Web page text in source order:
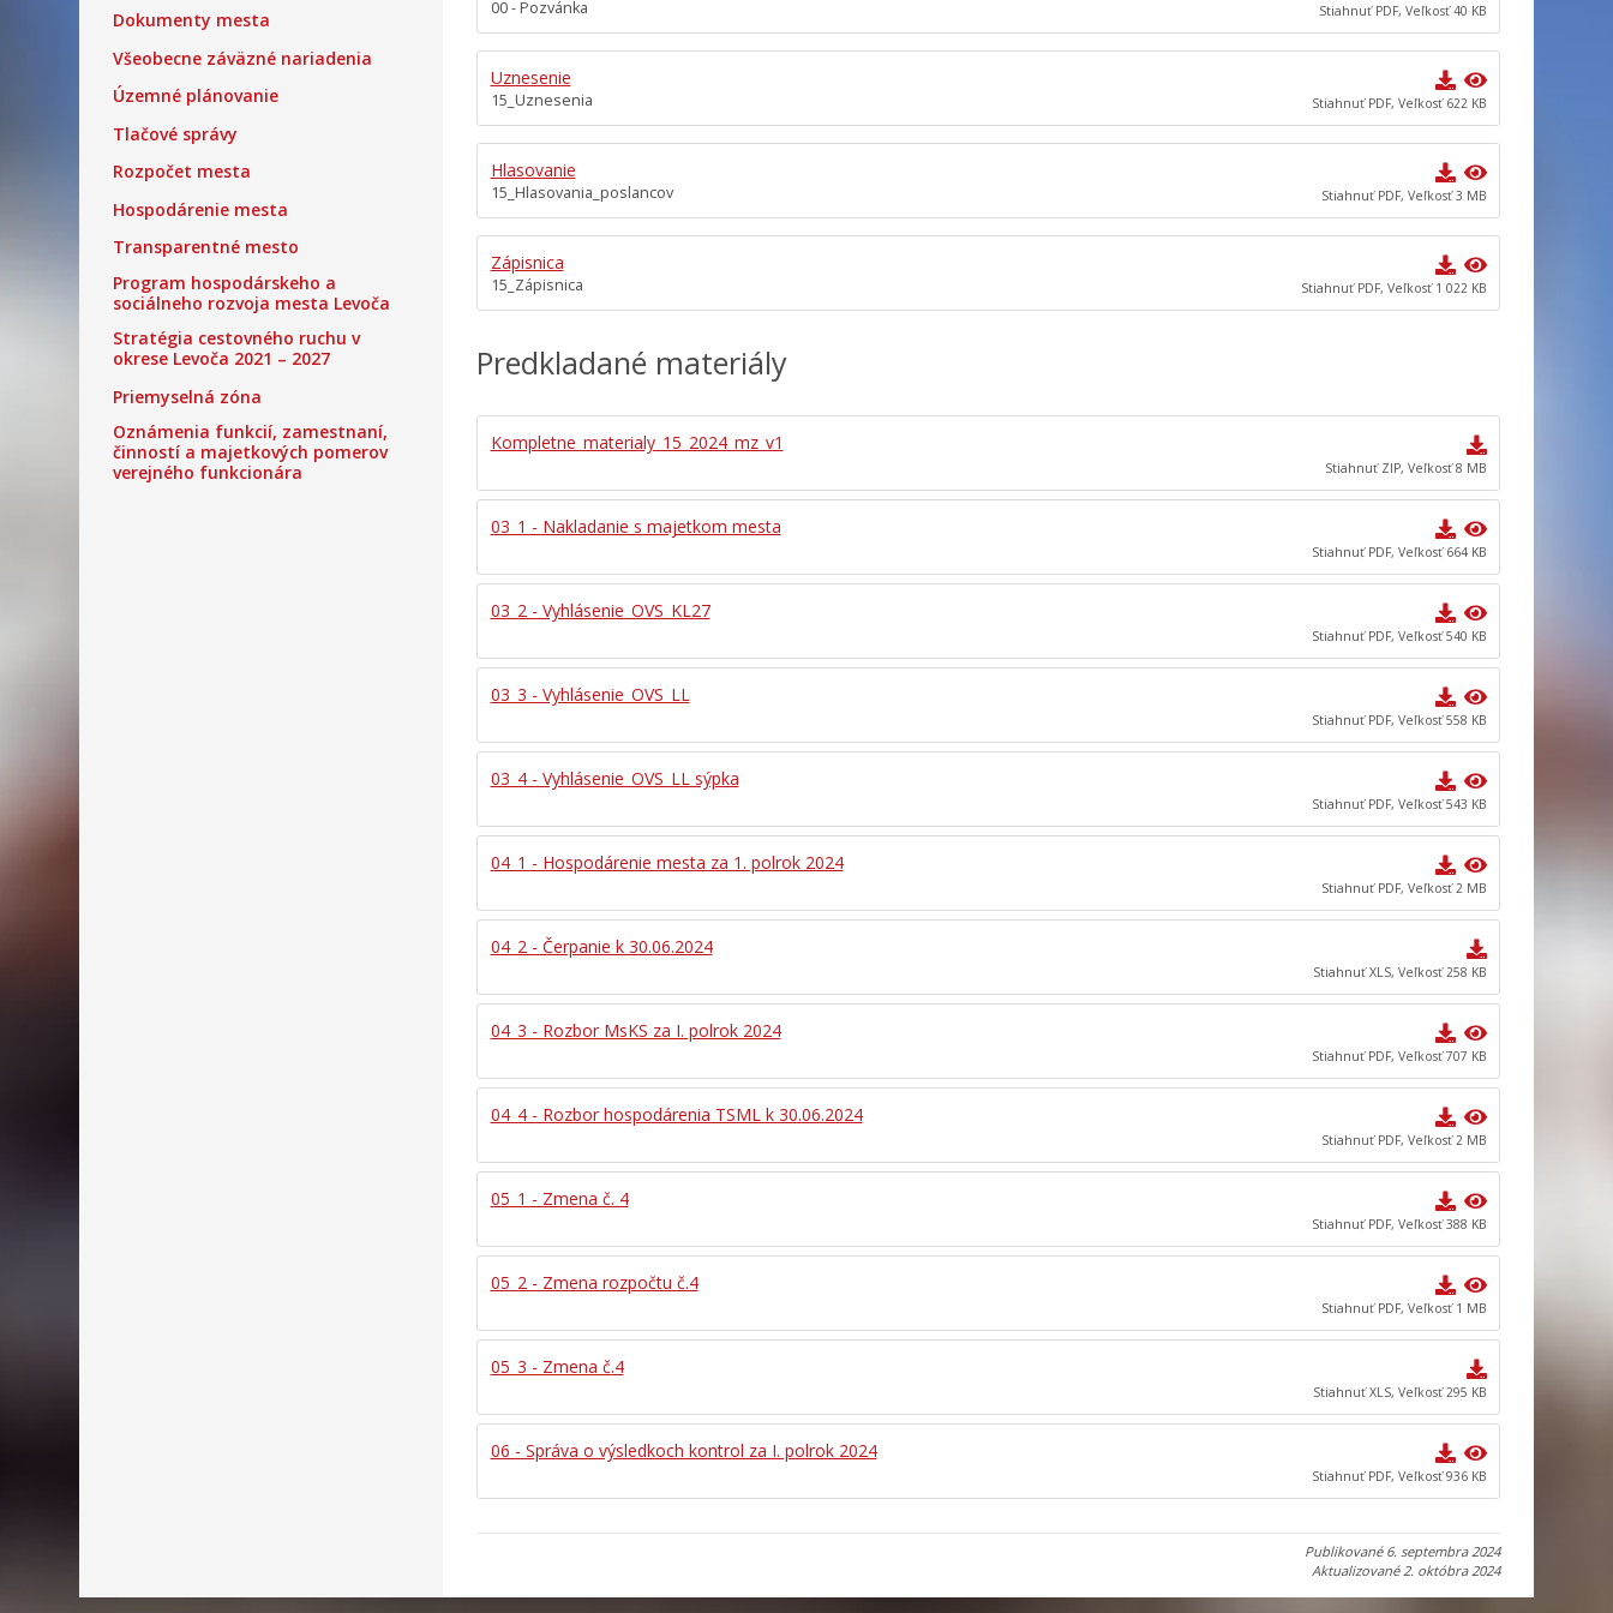
Dokumenty mesta
Všeobecne záväzné nariadenia
Územné plánovanie
Tlačové správy
Rozpočet mesta
Hospodárenie mesta
Transparentné mesto
Program hospodárskeho a
sociálneho rozvoja mesta Levoča
Stratégia cestovného ruchu v
okrese Levoča 2021 – 2027
Priemyselná zóna
Oznámenia funkcií, zamestnaní,
činností a majetkových pomerov
verejného funkcionára
00 - Pozvánka Stiahnuť PDF, Veľkosť 40 KB
Uznesenie
15_Uznesenia Stiahnuť PDF, Veľkosť 622 KB
Hlasovanie
15_Hlasovania_poslancov Stiahnuť PDF, Veľkosť 3 MB
Zápisnica
15_Zápisnica Stiahnuť PDF, Veľkosť 1 022 KB
Predkladané materiály
Kompletne_materialy_15_2024_mz_v1
Stiahnuť ZIP, Veľkosť 8 MB
03_1 - Nakladanie s majetkom mesta
Stiahnuť PDF, Veľkosť 664 KB
03_2 - Vyhlásenie_OVS_KL27
Stiahnuť PDF, Veľkosť 540 KB
03_3 - Vyhlásenie_OVS_LL
Stiahnuť PDF, Veľkosť 558 KB
03_4 - Vyhlásenie_OVS_LL sýpka
Stiahnuť PDF, Veľkosť 543 KB
04_1 - Hospodárenie mesta za 1. polrok 2024
Stiahnuť PDF, Veľkosť 2 MB
04_2 - Čerpanie k 30.06.2024
Stiahnuť XLS, Veľkosť 258 KB
04_3 - Rozbor MsKS za I. polrok 2024
Stiahnuť PDF, Veľkosť 707 KB
04_4 - Rozbor hospodárenia TSML k 30.06.2024
Stiahnuť PDF, Veľkosť 2 MB
05_1 - Zmena č. 4
Stiahnuť PDF, Veľkosť 388 KB
05_2 - Zmena rozpočtu č.4
Stiahnuť PDF, Veľkosť 1 MB
05_3 - Zmena č.4
Stiahnuť XLS, Veľkosť 295 KB
06 - Správa o výsledkoch kontrol za I. polrok 2024
Stiahnuť PDF, Veľkosť 936 KB
Publikované 6. septembra 2024
Aktualizované2. októbra 2024